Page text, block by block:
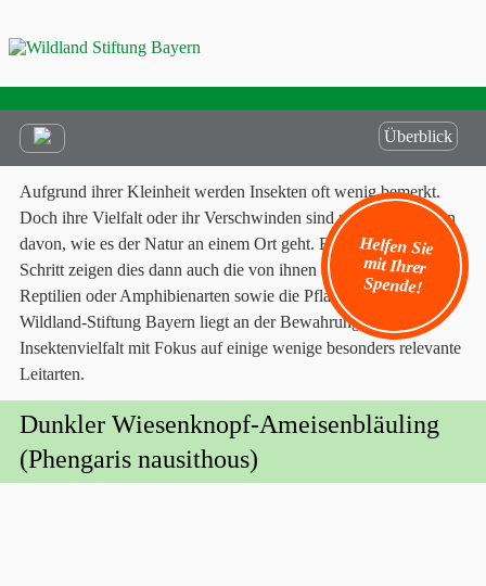
Helfen Sie
mit Ihrer
Spende!
Überblick
Aufgrund ihrer Kleinheit werden Insekten oft wenig bemerkt.
Doch ihre Vielfalt oder ihr Verschwinden sind meist erste Boten
davon, wie es der Natur an einem Ort geht. Erst im zweiten
Schritt zeigen dies dann auch die von ihnen abhängigen Vögel,
Reptilien oder Amphibienarten sowie die Pflanzen. Der
Wildland-Stiftung Bayern liegt an der Bewahrung der
Insektenvielfalt mit Fokus auf einige wenige besonders relevante
Leitarten.
Dunkler Wiesenknopf-Ameisenbläuling
(Phengaris nausithous)